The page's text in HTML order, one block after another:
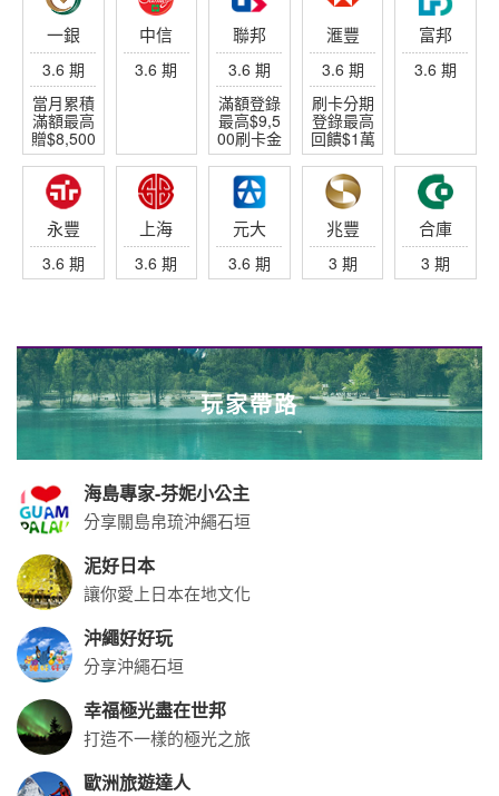
一銀
3.6 期
當月累積
滿額最高
贈$8,500
中信
3.6 期
聯邦
3.6 期
滿額登錄
最高$9,5
00刷卡金
滙豐
3.6 期
刷卡分期
登錄最高
回饋$1萬
富邦
3.6 期
永豐
3.6 期
上海
3.6 期
元大
3.6 期
兆豐
3 期
合庫
3 期
玩家帶路
海島專家-芬妮小公主
分享關島帛琉沖繩石垣
泥好日本
讓你愛上日本在地文化
沖繩好好玩
分享沖繩石垣
幸福極光盡在世邦
打造不一樣的極光之旅
歐洲旅遊達人